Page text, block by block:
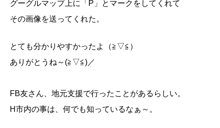
グーグルマップ上に「P」とマークをしてくれて
その画像を送ってくれた。
とても分かりやすかったよ（≧▽≦）
ありがとうね～(≧▽≦)／
FB友さん、地元支援で行ったことがあるらしい。
H市内の事は、何でも知っているなぁ～。